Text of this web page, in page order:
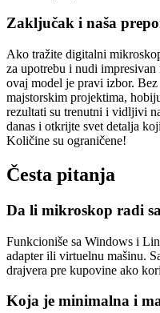
Zaključak i naša
Ako tražite digitalni
za upotrebu i nudi
ovaj model je pravi izbor.
majstorskim projektima,
rezultati su trenutni i vidljivi
danas i otkrijte svet detalja
Količine su ograničene!
Česta pitanja
Da li mikroskop radi
Funkcioniše sa Windows i
adapter ili virtuelnu mašinu.
drajvera pre kupovine ako
Koja je minimalna i